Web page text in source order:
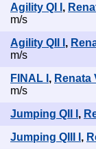
Agility QI I ,
m/s
Agility QII I ,
m/s
FINAL I , Renata
m/s
Jumping QII I ,
Jumping QIII I ,